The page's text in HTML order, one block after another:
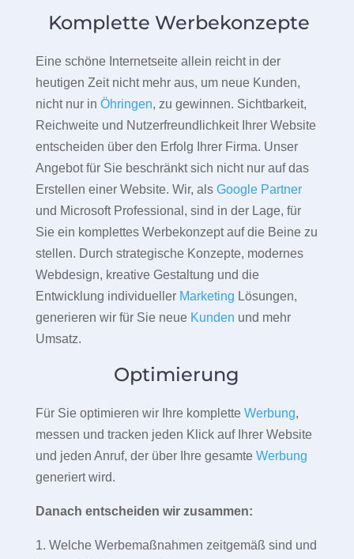
Komplette Werbekonzepte
Eine schöne Internetseite allein reicht in der
heutigen Zeit nicht mehr aus, um neue Kunden,
nicht nur in Öhringen, zu gewinnen. Sichtbarkeit,
Reichweite und Nutzerfreundlichkeit Ihrer Website
entscheiden über den Erfolg Ihrer Firma. Unser
Angebot für Sie beschränkt sich nicht nur auf das
Erstellen einer Website. Wir, als Google Partner
und Microsoft Professional, sind in der Lage, für
Sie ein komplettes Werbekonzept auf die Beine zu
stellen. Durch strategische Konzepte, modernes
Webdesign, kreative Gestaltung und die
Entwicklung individueller Marketing Lösungen,
generieren wir für Sie neue Kunden und mehr
Umsatz.
Optimierung
Für Sie optimieren wir Ihre komplette Werbung,
messen und tracken jeden Klick auf Ihrer Website
und jeden Anruf, der über Ihre gesamte Werbung
generiert wird.
Danach entscheiden wir zusammen:
1. Welche Werbemaßnahmen zeitgemäß sind und